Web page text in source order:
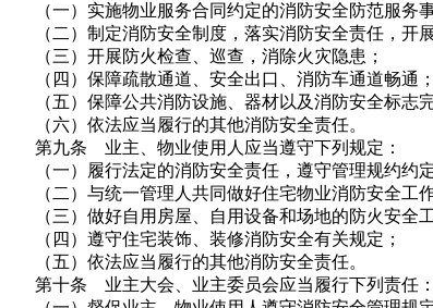
（一）实施物业服务合同约定的消防安全防范服务
（二）制定消防安全制度，落实消防安全责任，开
（三）开展防火检查、巡查，消除火灾隐患；
（四）保障疏散通道、安全出口、消防车通道畅通；
（五）保障公共消防设施、器材以及消防安全标志
（六）依法应当履行的其他消防安全责任。
第九条 业主、物业使用人应当遵守下列规定：
（一）履行法定的消防安全责任，遵守管理规约约
（二）与统一管理人共同做好住宅物业消防安全工作
（三）做好自用房屋、自用设备和场地的防火安全
（四）遵守住宅装饰、装修消防安全有关规定；
（五）依法应当履行的其他消防安全责任。
第十条 业主大会、业主委员会应当履行下列责任：